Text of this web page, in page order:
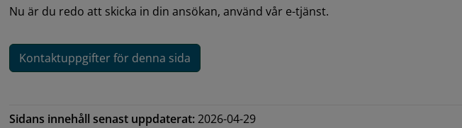
Nu är du redo att skicka in din ansökan, använd vår e-tjänst.
Kontaktuppgifter för denna sida
Sidans innehåll senast uppdaterat: 2026-04-29